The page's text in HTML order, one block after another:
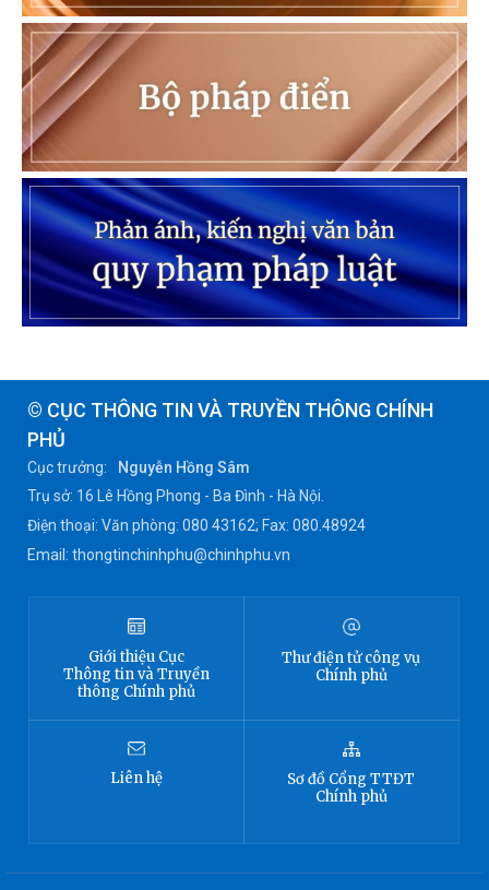
© CỤC THÔNG TIN VÀ TRUYỀN THÔNG CHÍNH
PHỦ
Cục trưởng:
Nguyễn Hồng Sâm
Trụ sở: 16 Lê Hồng Phong - Ba Đình - Hà Nội.
Điện thoại: Văn phòng: 080 43162; Fax: 080.48924
Email: thongtinchinhphu@chinhphu.vn
Giới thiệu Cục
Thông tinvà Truyền
thông Chính phủ
Thư điện tử công vụ
Chính phủ
Liên hệ Sơ đồ Cổng TTĐT
Chính phủ